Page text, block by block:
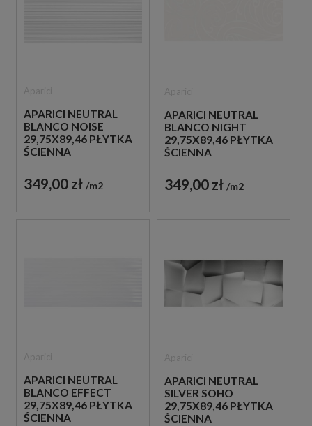
APARICI NEUTRAL
BLANCO NOISE
29,75X89,46 PŁYTKA
ŚCIENNA
349,00 zł m2
APARICI NEUTRAL
BLANCO NIGHT
29,75X89,46 PŁYTKA
ŚCIENNA
349,00 zł m2
APARICI NEUTRAL
BLANCO EFFECT
29,75X89,46 PŁYTKA
ŚCIENNA
APARICI NEUTRAL
SILVER SOHO
29,75X89,46 PŁYTKA
ŚCIENNA